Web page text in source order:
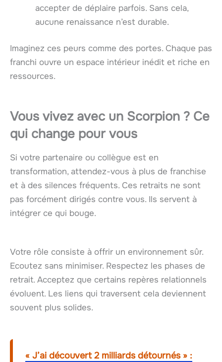
accepter de déplaire parfois. Sans cela,
aucune renaissance n’est durable.
Imaginez ces peurs comme des portes. Chaque pas
franchi ouvre un espace intérieur inédit et riche en
ressources.
Vous vivez avec un Scorpion ? Ce
qui change pour vous
Si votre partenaire ou collègue est en
transformation, attendez-vous à plus de franchise
et à des silences fréquents. Ces retraits ne sont
pas forcément dirigés contre vous. Ils servent à
intégrer ce qui bouge.
Votre rôle consiste à offrir un environnement sûr.
Ecoutez sans minimiser. Respectez les phases de
retrait. Acceptez que certains repères relationnels
évoluent. Les liens qui traversent cela deviennent
souvent plus solides.
« J’ai découvert 2 milliards détournés » :